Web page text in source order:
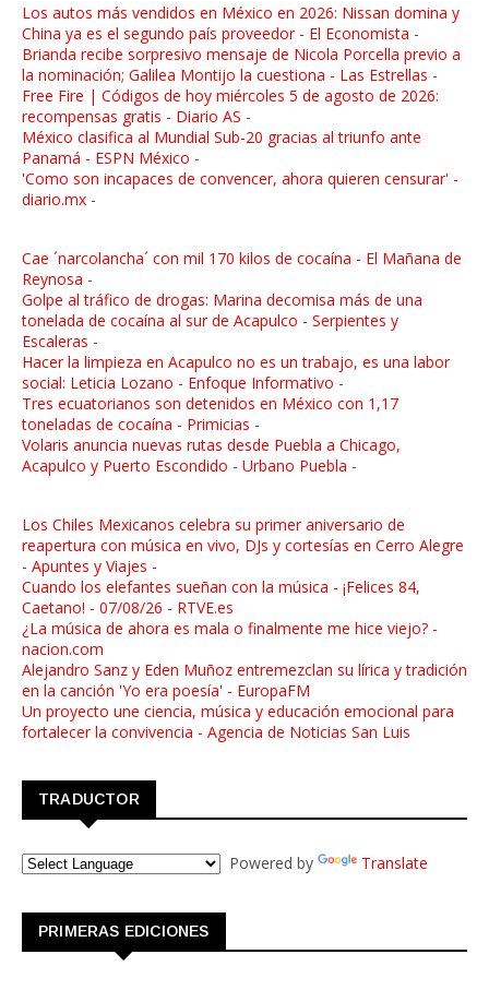
Los autos más vendidos en México en 2026: Nissan domina y
China ya es el segundo país proveedor - El Economista -
Brianda recibe sorpresivo mensaje de Nicola Porcella previo a
la nominación; Galilea Montijo la cuestiona - Las Estrellas -
Free Fire | Códigos de hoy miércoles 5 de agosto de 2026:
recompensas gratis - Diario AS -
México clasifica al Mundial Sub-20 gracias al triunfo ante
Panamá - ESPN México -
'Como son incapaces de convencer, ahora quieren censurar' -
diario.mx -
Cae ´narcolancha´ con mil 170 kilos de cocaína - El Mañana de
Reynosa -
Golpe al tráfico de drogas: Marina decomisa más de una
tonelada de cocaína al sur de Acapulco - Serpientes y
Escaleras -
Hacer la limpieza en Acapulco no es un trabajo, es una labor
social: Leticia Lozano - Enfoque Informativo -
Tres ecuatorianos son detenidos en México con 1,17
toneladas de cocaína - Primicias -
Volaris anuncia nuevas rutas desde Puebla a Chicago,
Acapulco y Puerto Escondido - Urbano Puebla -
Los Chiles Mexicanos celebra su primer aniversario de
reapertura con música en vivo, DJs y cortesías en Cerro Alegre
- Apuntes y Viajes -
Cuando los elefantes sueñan con la música - ¡Felices 84,
Caetano! - 07/08/26 - RTVE.es
¿La música de ahora es mala o finalmente me hice viejo? -
nacion.com
Alejandro Sanz y Eden Muñoz entremezclan su lírica y tradición
en la canción 'Yo era poesía' - EuropaFM
Un proyecto une ciencia, música y educación emocional para
fortalecer la convivencia - Agencia de Noticias San Luis
TRADUCTOR
Powered by Translate
PRIMERAS EDICIONES